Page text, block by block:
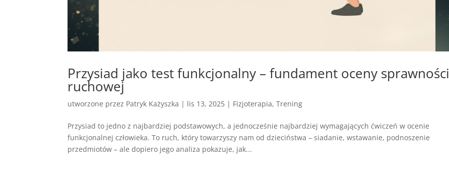
Przysiad jako test funkcjonalny – fundament oceny sprawności
ruchowej
utworzone przez Patryk Każyszka | lis 13, 2025 | Fizjoterapia,Trening
Przysiad to jedno z najbardziej podstawowych, a jednocześnie najbardziej wymagających ćwiczeń w ocenie
funkcjonalnej człowieka. To ruch, który towarzyszy nam od dzieciństwa – siadanie, wstawanie, podnoszenie
przedmiotów – ale dopiero jego analiza pokazuje, jak...